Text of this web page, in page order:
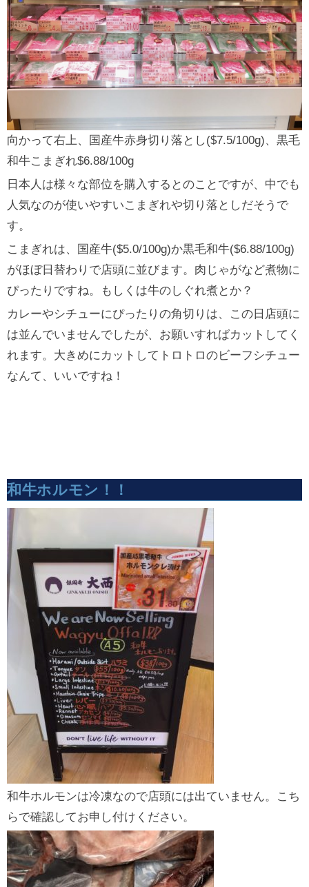
向かって右上、国産牛赤身切り落とし($7.5/100g)、黒毛
和牛こまぎれ$6.88/100g
日本人は様々な部位を購入するとのことですが、中でも
人気なのが使いやすいこまぎれや切り落としだそうで
す。
こまぎれは、国産牛($5.0/100g)か黒毛和牛($6.88/100g)
がほぼ日替わりで店頭に並びます。肉じゃがなど煮物に
ぴったりですね。もしくは牛のしぐれ煮とか？
カレーやシチューにぴったりの角切りは、この日店頭に
は並んでいませんでしたが、お願いすればカットしてく
れます。大きめにカットしてトロトロのビーフシチュー
なんて、いいですね！
和牛ホルモン！！
和牛ホルモンは冷凍なので店頭には出ていません。こち
らで確認してお申し付けください。